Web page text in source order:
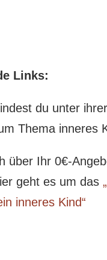
Links:
du unter
Thema inneres
über Ihr 0€-
geht es um das
inneres Kind“